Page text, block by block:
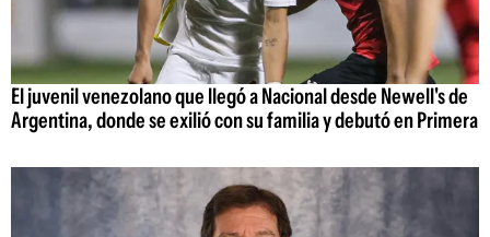
El juvenil venezolano que llegó a Nacional desde Newell's de
Argentina, donde se exilió con su familia y debutó en Primera